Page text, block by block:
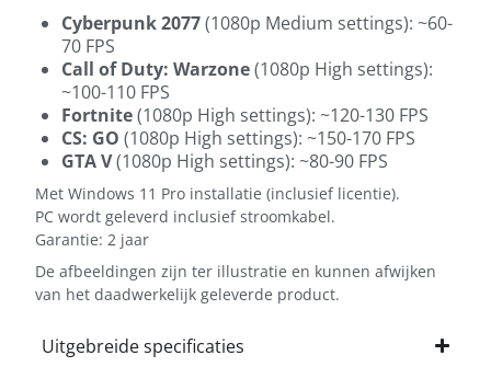
Cyberpunk 2077(1080p Medium settings): ~60-
70 FPS
Call of Duty: Warzone(1080p High settings):
~100-110 FPS
Fortnite(1080p High settings): ~120-130 FPS
CS: GO (1080p High settings): ~150-170 FPS
GTA V(1080p High settings): ~80-90 FPS
Met Windows 11 Pro installatie (inclusief licentie).
PC wordt geleverd inclusief stroomkabel.
Garantie: 2 jaar
De afbeeldingen zijn ter illustratie en kunnen afwijken
van het daadwerkelijk geleverde product.
Uitgebreide specificaties